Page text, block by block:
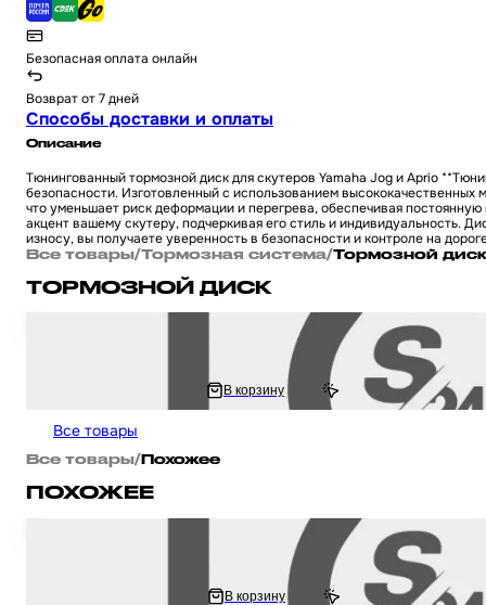
Безопасная оплата онлайн
Возврат от 7 дней
Способы доставки и оплаты
Описание
Тюнингованный тормозной диск для скутеров Yamaha Jog и Aprio
безопасности. Изготовленный с использованием
что уменьшает риск деформации и перегрева, обеспечивая
акцент вашему скутеру, подчеркивая его стиль и индивидуальность.
износу, вы получаете уверенность в безопасности и контроле на
Все товары/Тормозная система/Тормозной диск
ТОРМОЗНОЙ ДИСК
Диск тормозной задний на питбайк и мотоцикл Irbis TTR / Ирбис ТТР
В корзину
Все товары
Все товары/Похожее
ПОХОЖЕЕ
Диск тормозной (тюнинг) на скутер Honda Dio AF - 18 / 27 / 34 ZX
В корзину